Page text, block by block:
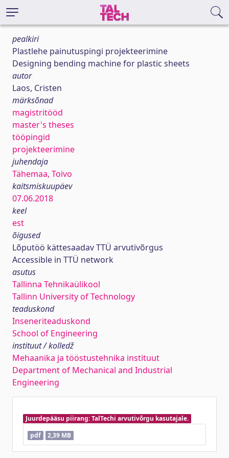
pealkiri
Plastlehe painutuspingi projekteerimine
Designing bending machine for plastic sheets
autor
Laos, Cristen
märksõnad
magistritööd
master's theses
tööpingid
projekteerimine
juhendaja
Tähemaa, Toivo
kaitsmiskuupäev
07.06.2018
keel
est
õigused
Lõputöö kättesaadav TTÜ arvutivõrgus
Accessible in TTÜ network
asutus
Tallinna Tehnikaülikool
Tallinn University of Technology
teaduskond
Inseneriteaduskond
School of Engineering
instituut / kolledž
Mehaanika ja tööstustehnika instituut
Department of Mechanical and Industrial
Engineering
Juurdepääsu piirang: TalTechi arvutivõrgu kasutajale.
pdf
2,39 MB